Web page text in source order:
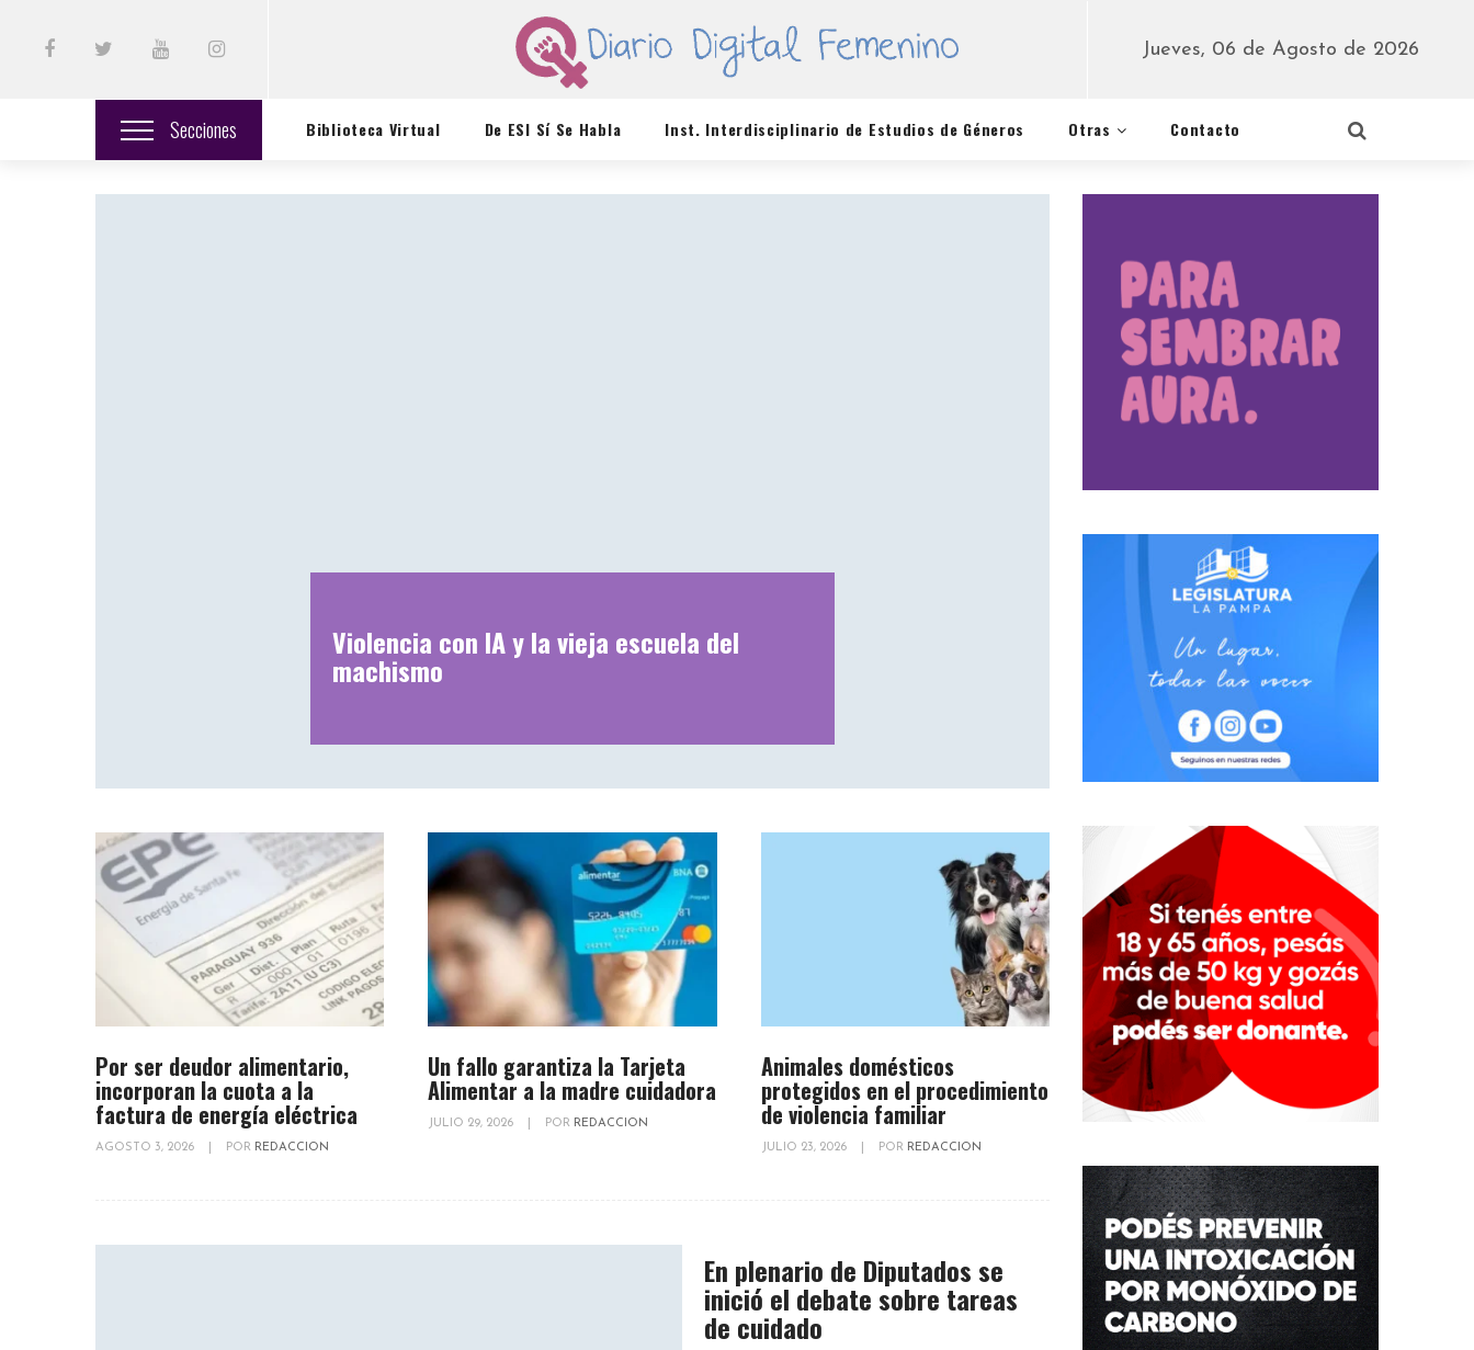
Jueves, 06 de Agosto de 2026
Secciones Biblioteca Virtual De ESI Sí Se Habla Inst. Interdisciplinario de Estudios de Géneros Otras Contacto
Violencia con IA y la vieja escuela del
machismo
Por ser deudor alimentario,
incorporan la cuota a la
factura de energía eléctrica
AGOSTO 3, 2026 POR REDACCION
Un fallo garantiza la Tarjeta
Alimentar a la madre cuidadora
JULIO 29, 2026 POR REDACCION
Animales domésticos
protegidos en el procedimiento
de violencia familiar
JULIO 23, 2026 POR REDACCION
En plenario de Diputados se
inició el debate sobre tareas
de cuidado